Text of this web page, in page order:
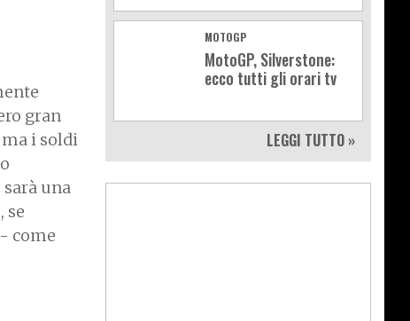
gran
i soldi
una
se
come
MOTOGP
MotoGP, Silverstone:
ecco tutti gli orari tv
LEGGI TUTTO »